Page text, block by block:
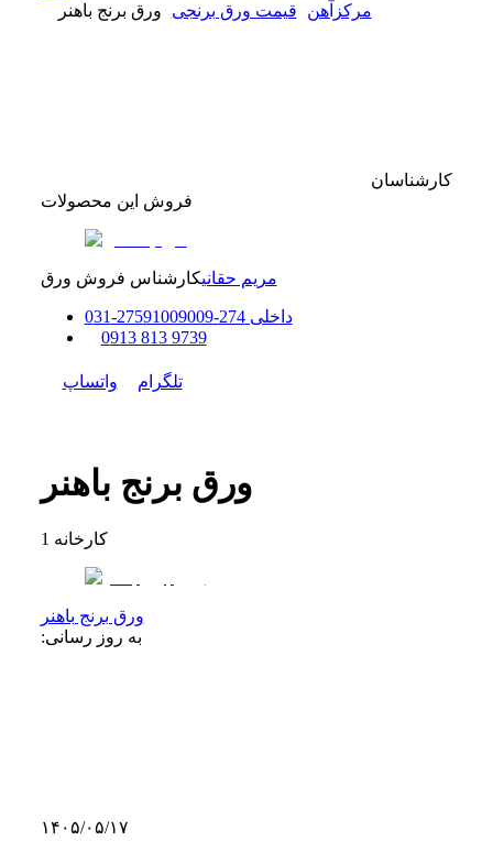
مرکزآهن
قیمت ورق برنجی ورق برنج باهنر
ورق برنج باهنر
1 کارخانه
ورق برنج باهنر
به روز رسانی:
۱۴۰۵/۰۵/۱۷
کارشناسان
فروش این محصولات
مریم حقانیکارشناس فروش ورق
داخلی274-275
91009009
-
031
0913 813 9739
تلگرام واتساپ